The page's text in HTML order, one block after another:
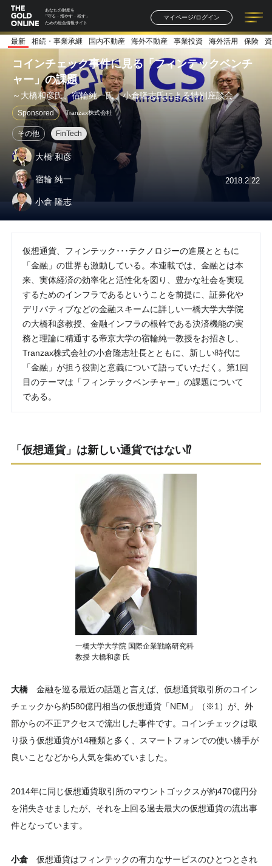
あなたの財産を
「守る・増やす・残す」
ための総合情報サイト
マイページ/ログイン
記事一覧 連載一覧
著者一覧 書籍一覧
最新 相続・事業承継 国内不動産 海外不動産 事業投資 海外活用 保険
コインチェック事件に見る「フィンテックベンチ
ャー」の課題
～大橋和彦氏、宿輪純一氏、小倉隆志氏による特別座談会
Sponsored Tranzax株式会社
その他 FinTech
大橋 和彦
宿輪 純一
小倉 隆志
2018.2.22
仮想通貨、フィンテック･･･テクノロジーの進展とともに
「金融」の世界も激動している。本連載では、金融とは本
来、実体経済の効率化と活性化を図り、豊かな社会を実現
するためのインフラであるということを前提に、証券化や
デリバティブなどの金融スキームに詳しい一橋大学大学院
の大橋和彦教授、金融インフラの根幹である決済機能の実
務と理論に精通する帝京大学の宿輪純一教授をお招きし、
Tranzax株式会社の小倉隆志社長とともに、新しい時代に
「金融」が担う役割と意義について語っていただく。第1回
目のテーマは「フィンテックベンチャー」の課題について
である。
「仮想通貨」は新しい通貨ではない⁉
一橋大学大学院 国際企業戦略研究科
教授 大橋和彦 氏
大橋 金融を巡る最近の話題と言えば、仮想通貨取引所のコイン
チェックから約580億円相当の仮想通貨「NEM」（※1）が、外
部からの不正アクセスで流出した事件です。コインチェックは取
り扱う仮想通貨が14種類と多く、スマートフォンでの使い勝手が
良いことなどから人気を集めていました。
2014年に同じ仮想通貨取引所のマウントゴックスが約470億円分
を消失させましたが、それを上回る過去最大の仮想通貨の流出事
件となっています。
小倉 仮想通貨はフィンテックの有力なサービスのひとつとされ